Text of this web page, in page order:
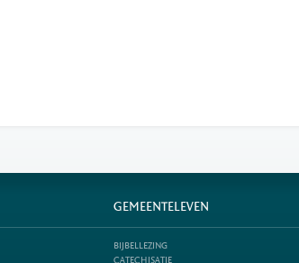
GEMEENTELEVEN
BIJBELLEZING
CATECHISATIE